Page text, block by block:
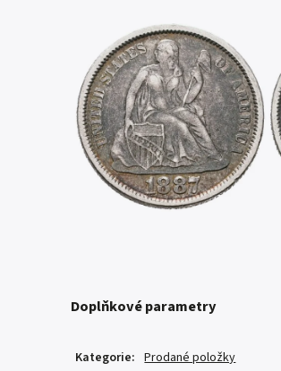
Doplňkové parametry
Kategorie: Prodané položky